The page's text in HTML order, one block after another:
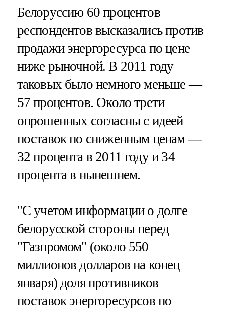
Белоруссию 60 процентов
респондентов высказались против
продажи энергоресурса по цене
ниже рыночной. В 2011 году
таковых было немного меньше —
57 процентов. Около трети
опрошенных согласны с идеей
поставок по сниженным ценам —
32 процента в 2011 году и 34
процента в нынешнем.
"С учетом информации о долге
белорусской стороны перед
"Газпромом" (около 550
миллионов долларов на конец
января) доля противников
поставок энергоресурсов по